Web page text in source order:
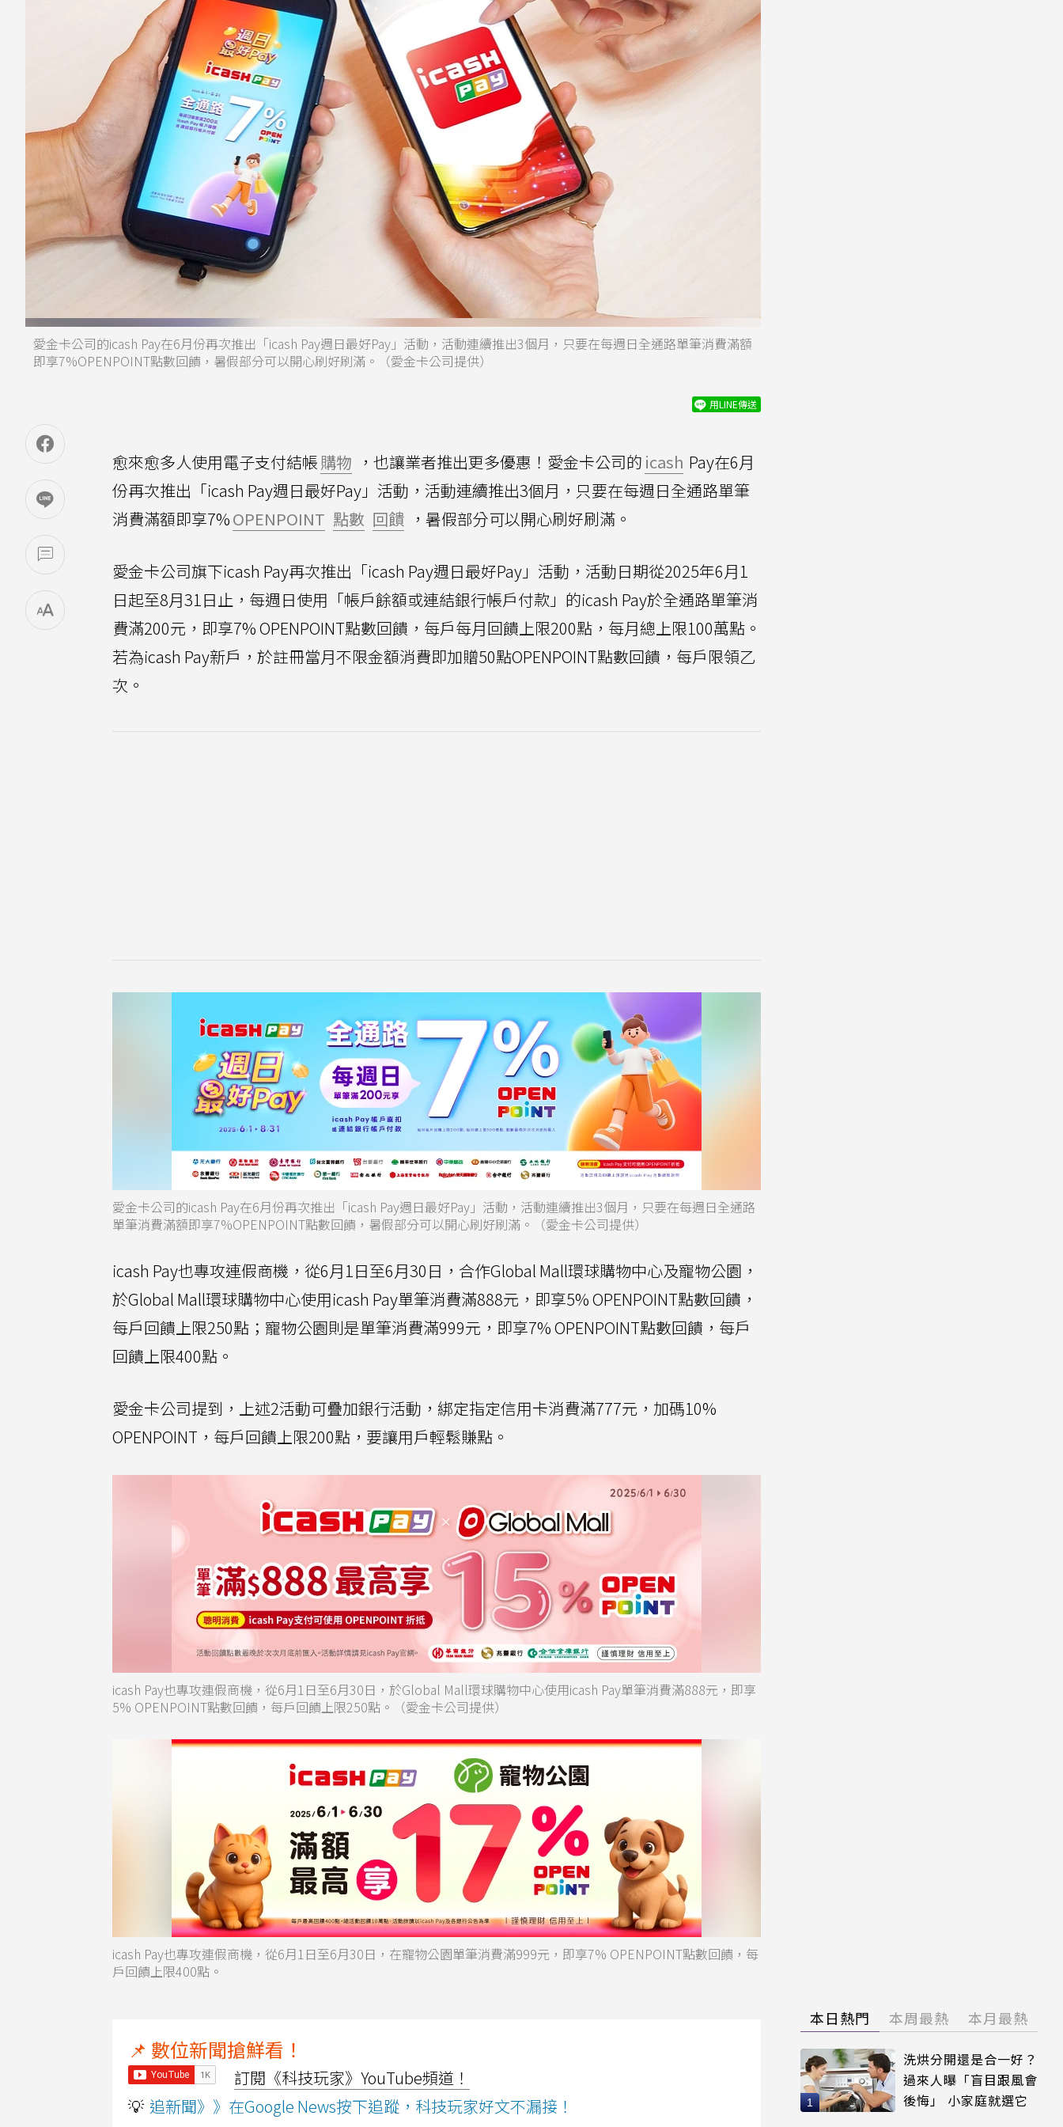
愛金卡公司的icash Pay在6月份再次推出「icash Pay週日最好Pay」活動，活動連續推出3個月，只要在每週日全通路單筆消費滿額
即享7%OPENPOINT點數回饋，暑假部分可以開心刷好刷滿。（愛金卡公司提供）
用LINE傳送
愈來愈多人使用電子支付結帳 購物 ，也讓業者推出更多優惠！愛金卡公司的 icash Pay在6月
份再次推出「icash Pay週日最好Pay」活動，活動連續推出3個月，只要在每週日全通路單筆
消費滿額即享7%OPENPOINT 點數 回饋 ，暑假部分可以開心刷好刷滿。
愛金卡公司旗下icash Pay再次推出「icash Pay週日最好Pay」活動，活動日期從2025年6月1
日起至8月31日止，每週日使用「帳戶餘額或連結銀行帳戶付款」的icash Pay於全通路單筆消
費滿200元，即享7% OPENPOINT點數回饋，每戶每月回饋上限200點，每月總上限100萬點。
若為icash Pay新戶，於註冊當月不限金額消費即加贈50點OPENPOINT點數回饋，每戶限領乙
次。
愛金卡公司的icash Pay在6月份再次推出「icash Pay週日最好Pay」活動，活動連續推出3個月，只要在每週日全通路
單筆消費滿額即享7%OPENPOINT點數回饋，暑假部分可以開心刷好刷滿。（愛金卡公司提供）
icash Pay也專攻連假商機，從6月1日至6月30日，合作Global Mall環球購物中心及寵物公園，
於Global Mall環球購物中心使用icash Pay單筆消費滿888元，即享5% OPENPOINT點數回饋，
每戶回饋上限250點；寵物公園則是單筆消費滿999元，即享7% OPENPOINT點數回饋，每戶
回饋上限400點。
愛金卡公司提到，上述2活動可疊加銀行活動，綁定指定信用卡消費滿777元，加碼10%
OPENPOINT，每戶回饋上限200點，要讓用戶輕鬆賺點。
icash Pay也專攻連假商機，從6月1日至6月30日，於Global Mall環球購物中心使用icash Pay單筆消費滿888元，即享
5% OPENPOINT點數回饋，每戶回饋上限250點。（愛金卡公司提供）
icash Pay也專攻連假商機，從6月1日至6月30日，在寵物公園單筆消費滿999元，即享7% OPENPOINT點數回饋，每
戶回饋上限400點。
📌 數位新聞搶鮮看！
訂閱《科技玩家》YouTube頻道！
💡 追新聞》》在Google News按下追蹤，科技玩家好文不漏接！
本日熱門 本周最熱 本月最熱
洗烘分開還是合一好？
過來人曝「盲目跟風會
後悔」 小家庭就選它